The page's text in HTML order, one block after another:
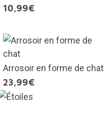
10,99€
Arrosoir en forme de chat
23,99€